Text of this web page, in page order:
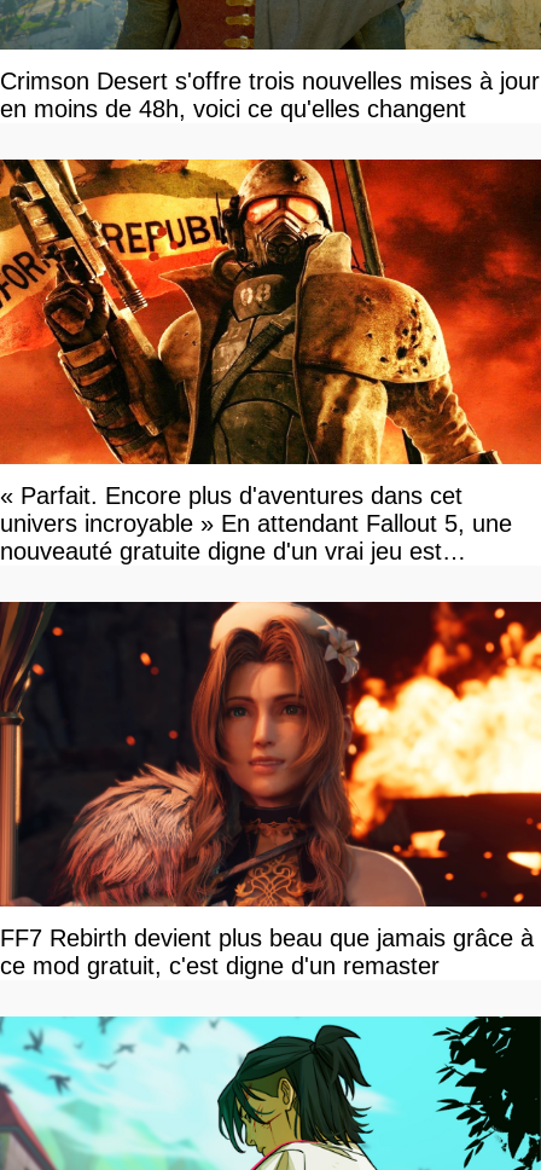
Crimson Desert s'offre trois nouvelles mises à jour
en moins de 48h, voici ce qu'elles changent
« Parfait. Encore plus d'aventures dans cet
univers incroyable » En attendant Fallout 5, une
nouveauté gratuite digne d'un vrai jeu est
FF7 Rebirth devient plus beau que jamais grâce à
ce mod gratuit, c'est digne d'un remaster